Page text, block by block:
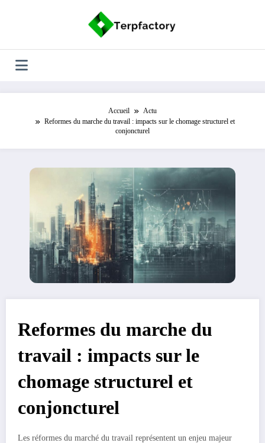
Accueil
Actu
Reformes du marche du travail : impacts sur le chomage structurel et
conjoncturel
Reformes du marche du
travail : impacts sur le
chomage structurel et
conjoncturel
Les réformes du marché du travail représentent un enjeu majeur